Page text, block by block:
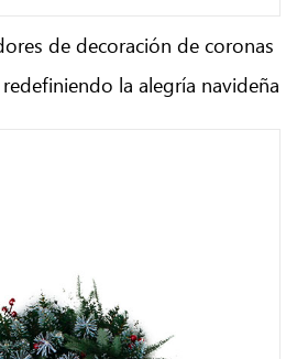
de decoración de coronas
la alegría navideña